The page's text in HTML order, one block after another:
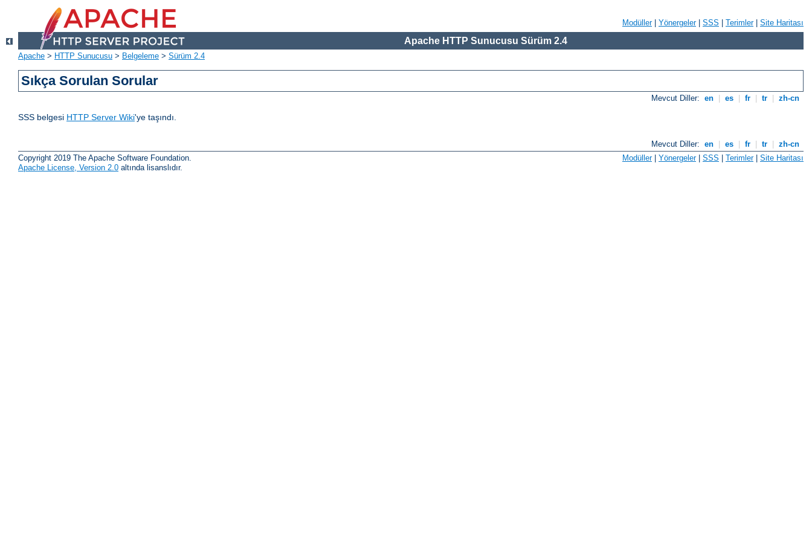
Modüller| Yönergeler| SSS Terimler| Site Haritası
Apache HTTP Sunucusu Sürüm 2.4
Apache > HTTP Sunucusu > Belgeleme > Sürüm 2.4
Sıkça Sorulan Sorular
Mevcut Diller: en es fr tr zh-cn
SSS belgesi HTTP Server Wiki'ye taşındı.
Mevcut Diller: en es fr tr
zh-cn
Copyright 2019 The Apache Software Foundation.
Apache License, Version 2.0 altında lisanslıdır.
Modüller| Yönergeler| SSS | Terimler| Site Haritası